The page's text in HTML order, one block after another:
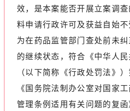
效，是本案能否开展立案调
料申请行政许可及获益自始
为在药品监管部门查处前未
的继续状态，符合《中华人民
（以下简称《行政处罚法》
《国务院法制办公室对国家
管理条例适用有关问题的复